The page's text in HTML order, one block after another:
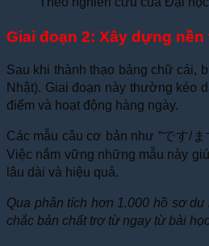
Giai đoạn 2: Xây dựng
Sau khi thành thạo bảng chữ cái,
Nhật). Giai đoạn này thường kéo
điểm và hoạt động hàng ngày.
Các mẫu câu cơ bản như “です/ ま
Việc nắm vững những mẫu này
lâu dài và hiệu quả.
Qua phân tích hơn 1.000 hồ sơ
chắc bản chất trợ từ ngay từ bài